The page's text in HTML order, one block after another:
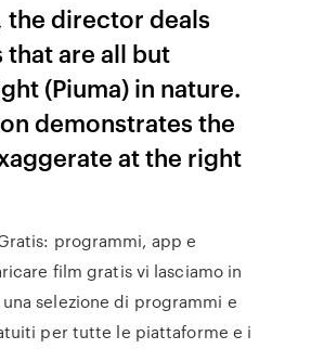
the director deals
that are all but
(Piuma) in nature.
demonstrates the
at the right
programmi, app e
film gratis vi lasciamo in
selezione di programmi e
per tutte le piattaforme e i